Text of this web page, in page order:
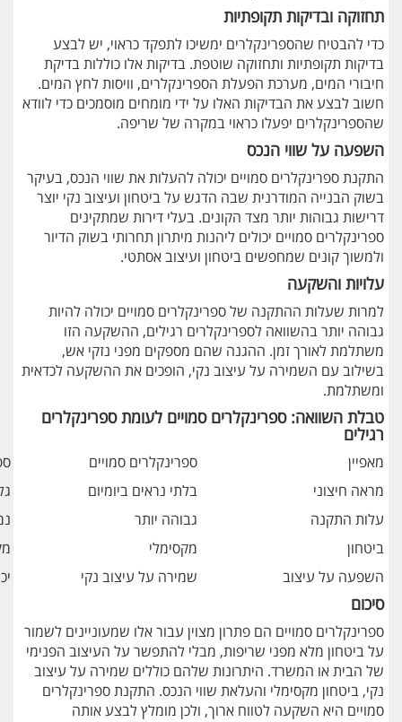
תחזוקה ובדיקות תקופתיות
כדי להבטיח שהספרינקלרים ימשיכו לתפקד כראוי, יש לבצע
בדיקות תקופתיות ותחזוקה שוטפת. בדיקות אלו כוללות בדיקת
חיבורי המים, מערכת הפעלת הספרינקלרים, וויסות לחץ המים.
חשוב לבצע את הבדיקות האלו על ידי מומחים מוסמכים כדי לוודא
שהספרינקלרים יפעלו כראוי במקרה של שריפה.
השפעה על שווי הנכס
התקנת ספרינקלרים סמויים יכולה להעלות את שווי הנכס, בעיקר
בשוק הבנייה המודרנית שבה הדגש על ביטחון ועיצוב נקי יוצר
דרישות גבוהות יותר מצד הקונים. בעלי דירות שמתקינים
ספרינקלרים סמויים יכולים ליהנות מיתרון תחרותי בשוק הדיור
ולמשוך קונים שמחפשים ביטחון ועיצוב אסתטי.
עלויות והשקעה
למרות שעלות ההתקנה של ספרינקלרים סמויים יכולה להיות
גבוהה יותר בהשוואה לספרינקלרים רגילים, ההשקעה הזו
משתלמת לאורך זמן. ההגנה שהם מספקים מפני נזקי אש,
בשילוב עם השמירה על עיצוב נקי, הופכים את ההשקעה לכדאית
ומשתלמת.
טבלת השוואה: ספרינקלרים סמויים לעומת ספרינקלרים
רגילים
מאפיין ספרינקלרים סמויים
מראה חיצוני
בלתי נראים ביומיום
עלות התקנה
גבוהה יותר
ביטחון
מקסימלי
השפעה על עיצוב
שמירה על עיצוב נקי
סיכום
ספרינקלרים סמויים הם פתרון מצוין עבור אלו שמעוניינים לשמור
על ביטחון מלא מפני שריפות, מבלי להתפשר על העיצוב הפנימי
של הבית או המשרד. היתרונות שלהם כוללים שמירה על עיצוב
נקי, ביטחון מקסימלי והעלאת שווי הנכס. התקנת ספרינקלרים
סמויים היא השקעה לטווח ארוך, ולכן מומלץ לבצע אותה